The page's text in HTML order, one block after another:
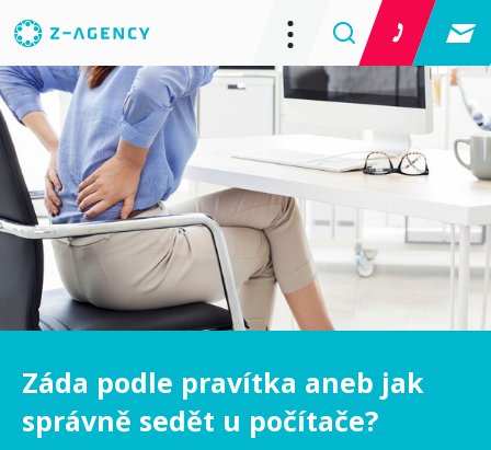
Záda podle pravítka aneb jak
správně sedět u počítače?